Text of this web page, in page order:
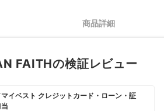
商品詳細
FAITHの検証レビュー
イベスト クレジットカード・ローン・証